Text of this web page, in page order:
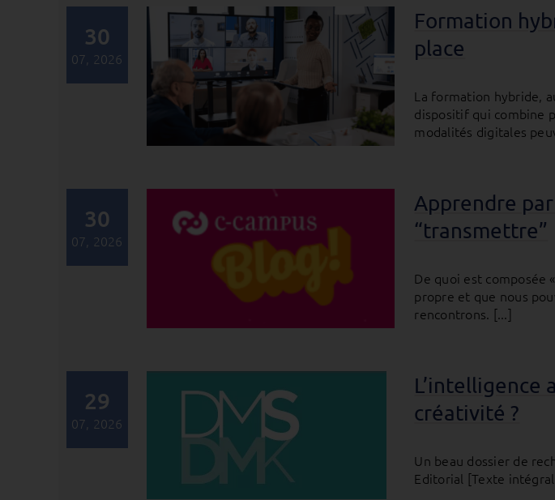
30
07, 2026
Formation
place
La formation hybride,
dispositif qui combine
modalités digitales
30
07, 2026
Apprendre
“transmettre”
De quoi est composée
propre et que nous
rencontrons. [...]
29
07, 2026
L’intelligence
créativité ?
Un beau dossier de
Editorial [Texte